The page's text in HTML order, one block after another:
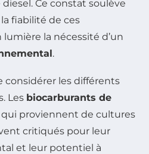
Ce constat soulève
fiabilité de ces
la nécessité d’un
.
considérer les différents
Les biocarburants de
qui proviennent de cultures
critiqués pour leur
et leur potentiel à